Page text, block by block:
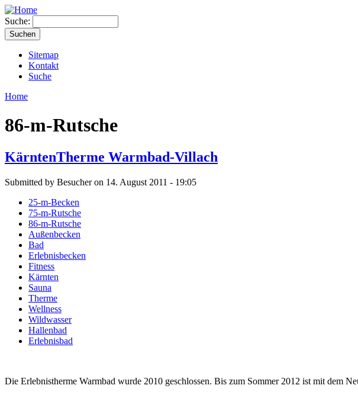
Suche:
Sitemap
Kontakt
Suche
Home
86-m-Rutsche
KärntenTherme Warmbad-Villach
Submitted by Besucher on 14. August 2011 - 19:05
25-m-Becken
75-m-Rutsche
86-m-Rutsche
Außenbecken
Bad
Erlebnisbecken
Fitness
Kärnten
Sauna
Therme
Wellness
Wildwasser
Hallenbad
Erlebnisbad
Die Erlebnistherme Warmbad wurde 2010 geschlossen. Bis zum Sommer 2012 ist mit dem